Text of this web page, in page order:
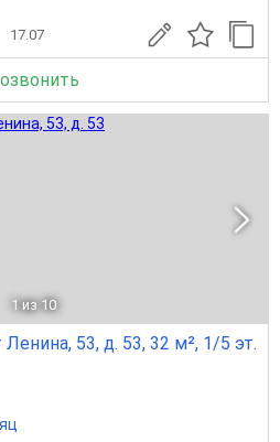
17.07
1 из 10
53, д. 53, 32 м², 1/5 эт.